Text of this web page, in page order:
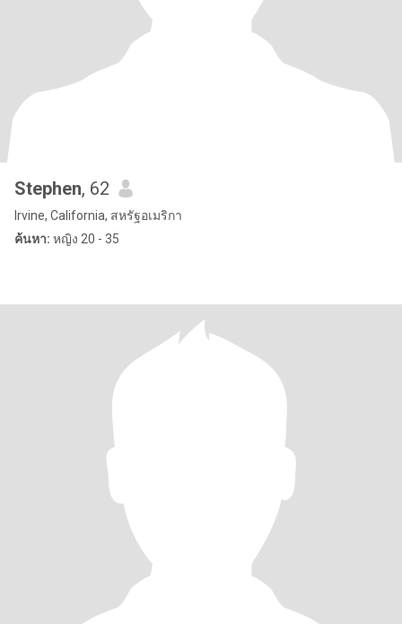
Stephen, 62
Irvine, California, สหรัฐอเมริกา
ค้นหา: หญิง 20 - 35